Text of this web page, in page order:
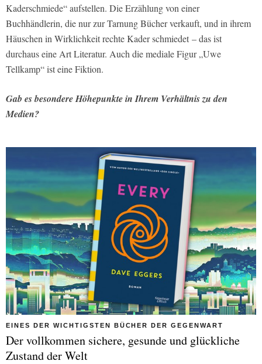
Kaderschmiede“ aufstellen. Die Erzählung von einer
Buchhändlerin, die nur zur Tarnung Bücher verkauft, und in ihrem
Häuschen in Wirklichkeit rechte Kader schmiedet – das ist
durchaus eine Art Literatur. Auch die mediale Figur „Uwe
Tellkamp“ ist eine Fiktion.
Gab es besondere Höhepunkte in Ihrem Verhältnis zu den
Medien?
EINES DER WICHTIGSTEN BÜCHER DER GEGENWART
Der vollkommen sichere, gesunde und glückliche
Zustand der Welt